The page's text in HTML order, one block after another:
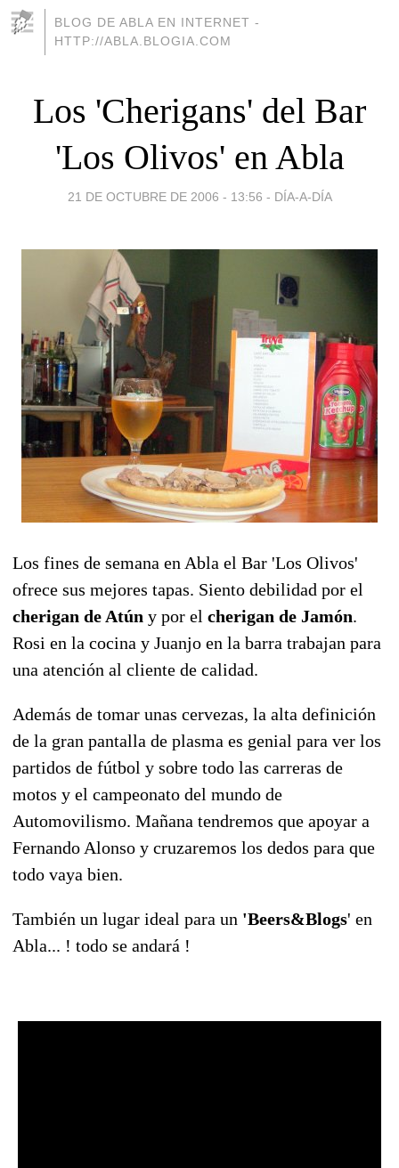
BLOG DE ABLA EN INTERNET -
HTTP://ABLA.BLOGIA.COM
Los 'Cherigans' del Bar
'Los Olivos' en Abla
21 DE OCTUBRE DE 2006 - 13:56 - DÍA-A-DÍA
Los fines de semana en Abla el Bar 'Los Olivos'
ofrece sus mejores tapas. Siento debilidad por el
cherigan de Atún y por el cherigan de Jamón.
Rosi en la cocina y Juanjo en la barra trabajan para
una atención al cliente de calidad.
Además de tomar unas cervezas, la alta definición
de la gran pantalla de plasma es genial para ver los
partidos de fútbol y sobre todo las carreras de
motos y el campeonato del mundo de
Automovilismo. Mañana tendremos que apoyar a
Fernando Alonso y cruzaremos los dedos para que
todo vaya bien.
También un lugar ideal para un 'Beers&Blogs' en
Abla... ! todo se andará !